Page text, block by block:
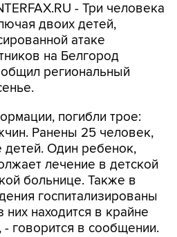
- Три человека
двоих детей,
атаке
на Белгород
региональный
погибли трое:
Ранены 25 человек,
Один ребенок,
лечение в детской
больнице. Также в
госпитализированы
них находится в крайне
- говорится в сообщении.